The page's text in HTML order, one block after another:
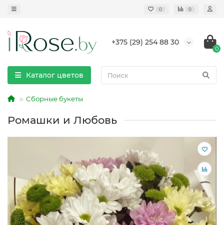
0 0
+375 (29) 254 88 30
0
Каталог цветов
Сборные букеты
Ромашки и Любовь